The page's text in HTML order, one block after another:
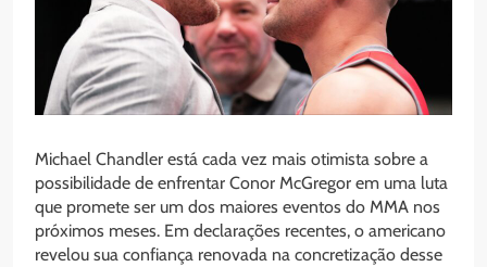
Michael Chandler está cada vez mais otimista sobre a
possibilidade de enfrentar Conor McGregor em uma luta
que promete ser um dos maiores eventos do MMA nos
próximos meses. Em declarações recentes, o americano
revelou sua confiança renovada na concretização desse